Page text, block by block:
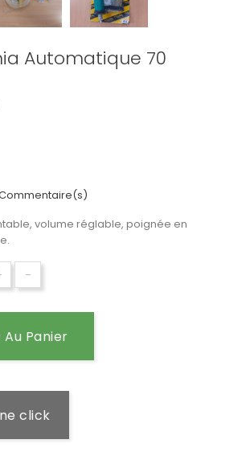
Automatique 70
volume réglable, poignée en
-
Panier
click